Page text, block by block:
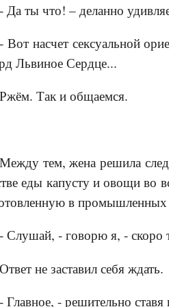
- Да ты что! – деланно
- Вот насчет сексуальной
Львиное Сердце...
Ржём. Так и общаемся.
Между тем, жена решила
еды капусту и овощи во
в промышленных
- Слушай, - говорю я, - скоро
Ответ не заставил себя ждать.
- Главное, - решительно